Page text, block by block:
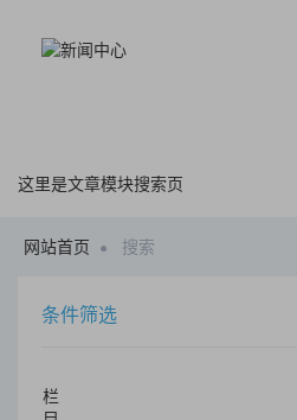
这里是文章模块搜索页
网站首页 搜索
条件筛选
栏